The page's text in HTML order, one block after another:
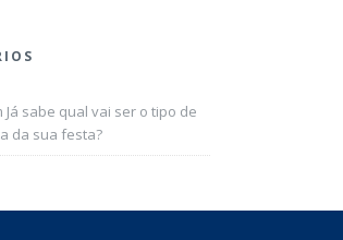
Já sabe qual vai ser o tipo de
da sua festa?